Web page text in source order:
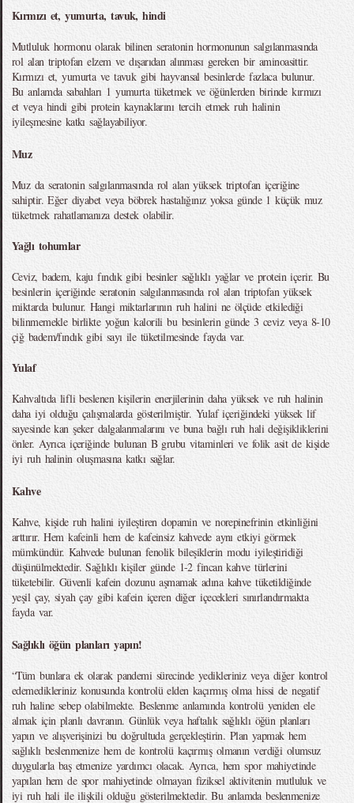
Kırmızı et, yumurta, tavuk, hindi
Mutluluk hormonu olarak bilinen seratonin hormonunun salgılanmasında
rol alan triptofan elzem ve dışarıdan alınması gereken bir aminoasittir.
Kırmızı et, yumurta ve tavuk gibi hayvansal besinlerde fazlaca bulunur.
Bu anlamda sabahları 1 yumurta tüketmek ve öğünlerden birinde kırmızı
et veya hindi gibi protein kaynaklarını tercih etmek ruh halinin
iyileşmesine katkı sağlayabiliyor.
Muz
Muz da seratonin salgılanmasında rol alan yüksek triptofan içeriğine
sahiptir. Eğer diyabet veya böbrek hastalığınız yoksa günde 1 küçük muz
tüketmek rahatlamanıza destek olabilir.
Yağlı tohumlar
Ceviz, badem, kaju fındık gibi besinler sağlıklı yağlar ve protein içerir. Bu
besinlerin içeriğinde seratonin salgılanmasında rol alan triptofan yüksek
miktarda bulunur. Hangi miktarlarının ruh halini ne ölçüde etkilediği
bilinmemekle birlikte yoğun kalorili bu besinlerin günde 3 ceviz veya 8-10
çiğ badem/fındık gibi sayı ile tüketilmesinde fayda var.
Yulaf
Kahvaltıda lifli beslenen kişilerin enerjilerinin daha yüksek ve ruh halinin
daha iyi olduğu çalışmalarda gösterilmiştir. Yulaf içeriğindeki yüksek lif
sayesinde kan şeker dalgalanmalarını ve buna bağlı ruh hali değişikliklerini
önler. Ayrıca içeriğinde bulunan B grubu vitaminleri ve folik asit de kişide
iyi ruh halinin oluşmasına katkı sağlar.
Kahve
Kahve, kişide ruh halini iyileştiren dopamin ve norepinefrinin etkinliğini
arttırır. Hem kafeinli hem de kafeinsiz kahvede aynı etkiyi görmek
mümkündür. Kahvede bulunan fenolik bileşiklerin modu iyileştiridiği
düşünülmektedir. Sağlıklı kişiler günde 1-2 fincan kahve türlerini
tüketebilir. Güvenli kafein dozunu aşmamak adına kahve tüketildiğinde
yeşil çay, siyah çay gibi kafein içeren diğer içecekleri sınırlandırmakta
fayda var.
Sağlıklı öğün planları yapın!
“Tüm bunlara ek olarak pandemi sürecinde yedikleriniz veya diğer kontrol
edemedikleriniz konusunda kontrolü elden kaçırmış olma hissi de negatif
ruh haline sebep olabilmekte. Beslenme anlamında kontrolü yeniden ele
almak için planlı davranın. Günlük veya haftalık sağlıklı öğün planları
yapın ve alışverişinizi bu doğrultuda gerçekleştirin. Plan yapmak hem
sağlıklı beslenmenize hem de kontrolü kaçırmış olmanın verdiği olumsuz
duygularla baş etmenize yardımcı olacak. Ayrıca, hem spor mahiyetinde
yapılan hem de spor mahiyetinde olmayan fiziksel aktivitenin mutluluk ve
iyi ruh hali ile ilişkili olduğu gösterilmektedir. Bu anlamda beslenmenize